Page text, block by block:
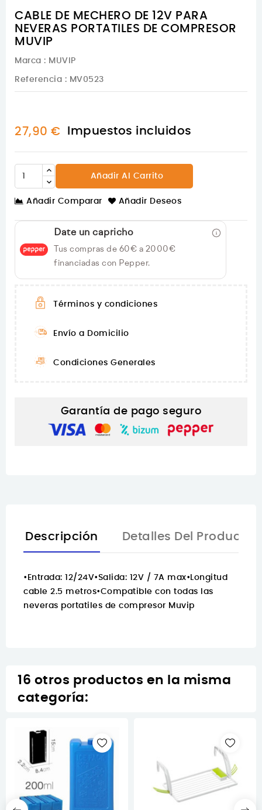
CABLE DE MECHERO DE 12V PARA
NEVERAS PORTATILES DE COMPRESOR
MUVIP
Marca : MUVIP
Referencia : MV0523
27,90 € Impuestos incluidos
Añadir Al Carrito
Añadir Comparar Añadir Deseos
Date un capricho
Tus compras de 60€ a 2000€
financiadas con Pepper.
Términos y condiciones
Envío a Domicilio
Condiciones Generales
Garantía de pago seguro
Descripción Detalles Del Producto
•Entrada: 12/24V•Salida: 12V / 7A max•Longitud
cable 2.5 metros•Compatible con todas las
neveras portatiles de compresor Muvip
16 otros productos en la misma
categoría: